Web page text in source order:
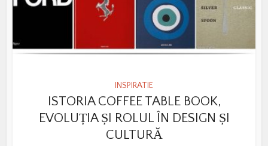
INSPIRATIE
ISTORIA COFFEE TABLE BOOK,
EVOLUȚIA ȘI ROLUL ÎN DESIGN ȘI
CULTURĂ